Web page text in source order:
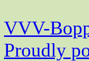
VVV-
Proudly